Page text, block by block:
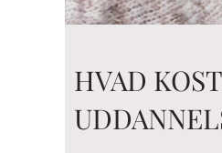
HVAD